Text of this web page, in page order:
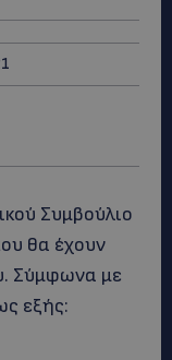
Συμβούλιο
θα έχουν
Σύμφωνα με
εξής: